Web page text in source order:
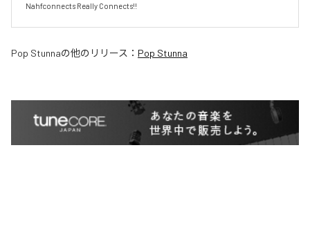
Pop Stunnaの他のリリース： Pop Stunna